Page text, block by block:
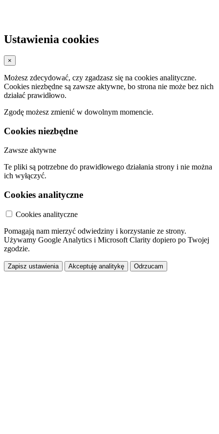
Ustawienia cookies
×
Możesz zdecydować, czy zgadzasz się na cookies analityczne.
Cookies niezbędne są zawsze aktywne, bo strona nie może bez nich
działać prawidłowo.
Zgodę możesz zmienić w dowolnym momencie.
Cookies niezbędne
Zawsze aktywne
Te pliki są potrzebne do prawidłowego działania strony i nie można
ich wyłączyć.
Cookies analityczne
Cookies analityczne
Pomagają nam mierzyć odwiedziny i korzystanie ze strony.
Używamy Google Analytics i Microsoft Clarity dopiero po Twojej
zgodzie.
Zapisz ustawienia Akceptuję analitykę Odrzucam